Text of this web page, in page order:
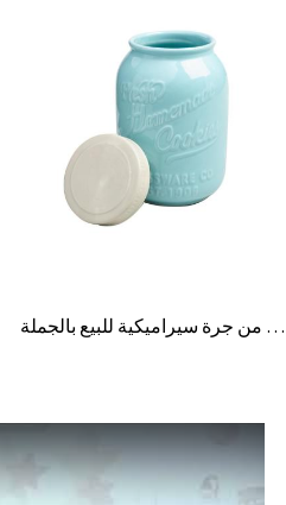
حامل شموع من جرة سيراميكية للبيع بالجملة